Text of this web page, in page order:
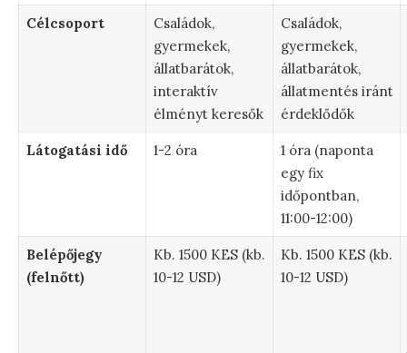
Célcsoport
Családok,
gyermekek,
állatbarátok,
interaktív
élményt keresők
Családok,
gyermekek,
állatbarátok,
állatmentés iránt
érdeklődők
Látogatási idő 1-2 óra
1 óra (naponta
egy fix
időpontban,
11:00-12:00)
Belépőjegy
(felnőtt)
Kb. 1500 KES (kb.
10-12 USD)
Kb. 1500 KES (kb.
10-12 USD)